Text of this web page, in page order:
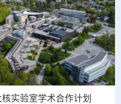
实验室学术合作计划